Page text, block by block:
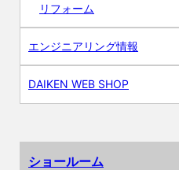
リフォーム
エンジニアリング情報
DAIKEN WEB SHOP
ショールーム